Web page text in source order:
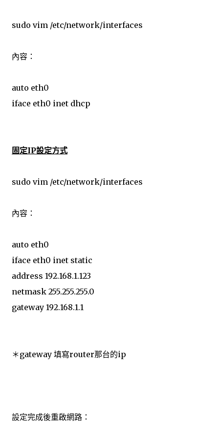
sudo vim /etc/network/interfaces
內容：
auto eth0
iface eth0 inet dhcp
固定IP設定方式
sudo vim /etc/network/interfaces
內容：
auto eth0
iface eth0 inet static
address 192.168.1.123
netmask 255.255.255.0
gateway 192.168.1.1
＊gateway 填寫router那台的ip
設定完成後重啟網路：